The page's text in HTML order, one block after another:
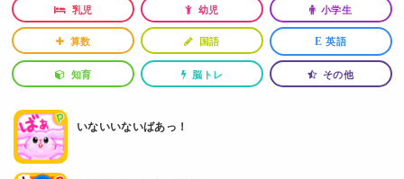
乳児 幼児 小学生
算数 国語 E 英語
知育 脳トレ その他
いないいないばあっ！